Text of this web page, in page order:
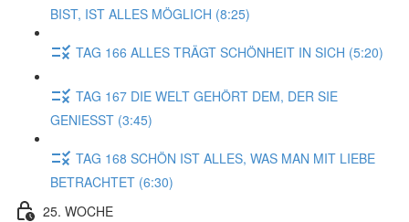
BIST, IST ALLES MÖGLICH (8:25)
TAG 166 ALLES TRÄGT SCHÖNHEIT IN SICH (5:20)
TAG 167 DIE WELT GEHÖRT DEM, DER SIE
GENIESST (3:45)
TAG 168 SCHÖN IST ALLES, WAS MAN MIT LIEBE
BETRACHTET (6:30)
25. WOCHE